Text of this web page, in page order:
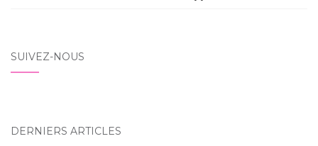
SUIVEZ-NOUS
DERNIERS ARTICLES